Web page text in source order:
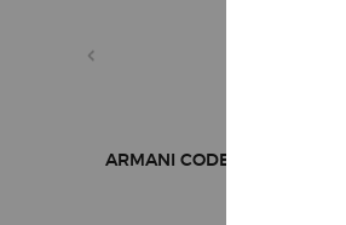
ARMANI CODE HOMME